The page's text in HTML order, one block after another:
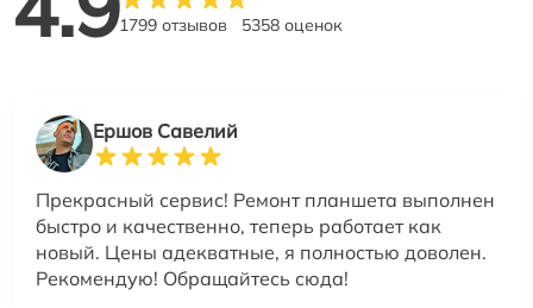
1799 отзывов 5358 оценок
Ершов Савелий
Прекрасный сервис! Ремонт планшета выполнен
быстро и качественно, теперь работает как
новый. Цены адекватные, я полностью доволен.
Рекомендую! Обращайтесь сюда!